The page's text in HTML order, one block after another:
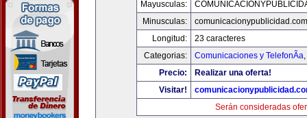
Mayusculas:
Minusculas:
comunicacionypublicidad.com
Longitud:
23 caracteres
Categorias:
Comunicaciones y TelefonÃ­a,
Precio:
Realizar una oferta!
Visitar!
Serán consideradas